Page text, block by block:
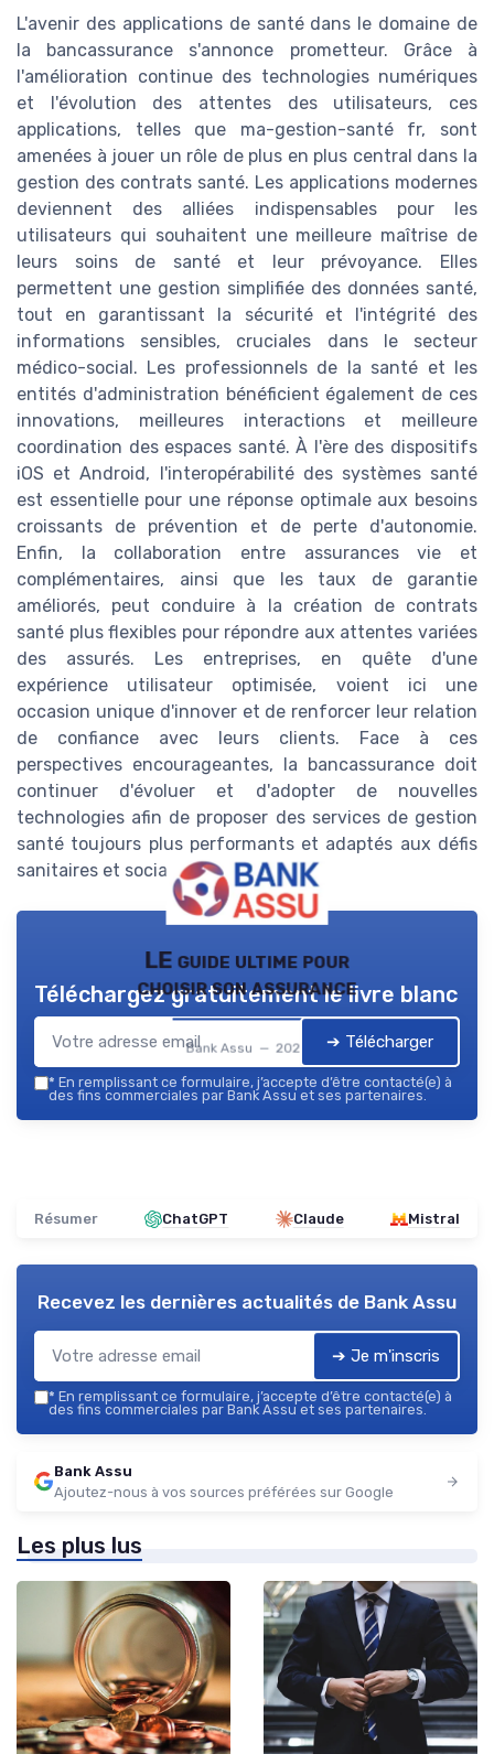
L'avenir des applications de santé dans le domaine de
la bancassurance s'annonce prometteur. Grâce à
l'amélioration continue des technologies numériques
et l'évolution des attentes des utilisateurs, ces
applications, telles que ma-gestion-santé fr, sont
amenées à jouer un rôle de plus en plus central dans la
gestion des contrats santé. Les applications modernes
deviennent des alliées indispensables pour les
utilisateurs qui souhaitent une meilleure maîtrise de
leurs soins de santé et leur prévoyance. Elles
permettent une gestion simplifiée des données santé,
tout en garantissant la sécurité et l'intégrité des
informations sensibles, cruciales dans le secteur
médico-social. Les professionnels de la santé et les
entités d'administration bénéficient également de ces
innovations, meilleures interactions et meilleure
coordination des espaces santé. À l'ère des dispositifs
iOS et Android, l'interopérabilité des systèmes santé
est essentielle pour une réponse optimale aux besoins
croissants de prévention et de perte d'autonomie.
Enfin, la collaboration entre assurances vie et
complémentaires, ainsi que les taux de garantie
améliorés, peut conduire à la création de contrats
santé plus flexibles pour répondre aux attentes variées
des assurés. Les entreprises, en quête d'une
expérience utilisateur optimisée, voient ici une
occasion unique d'innover et de renforcer leur relation
de confiance avec leurs clients. Face à ces
perspectives encourageantes, la bancassurance doit
continuer d'évoluer et d'adopter de nouvelles
technologies afin de proposer des services de gestion
santé toujours plus performants et adaptés aux défis
sanitaires et sociaux de demain.
LE guide ultime pour
choisir son assurance
Bank Assu — 2026
Téléchargez gratuitement le livre blanc
➔ Télécharger
* En remplissant ce formulaire, j’accepte d’être contacté(e) à
des fins commerciales par Bank Assu et ses partenaires.
Résumer ChatGPT Claude Mistral
Recevez les dernières actualités de Bank Assu
➔ Je m'inscris
* En remplissant ce formulaire, j’accepte d’être contacté(e) à
des fins commerciales par Bank Assu et ses partenaires.
Bank Assu
Ajoutez-nous à vos sources préférées sur Google
Les plus lus